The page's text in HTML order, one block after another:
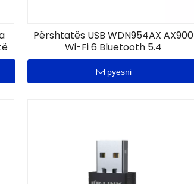
Përshtatës USB WDN954AX AX900
Wi-Fi 6 Bluetooth 5.4
pyesni